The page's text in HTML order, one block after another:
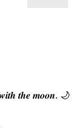
𝒕𝒉𝒆 𝒎𝒐𝒐𝒏. 🌙